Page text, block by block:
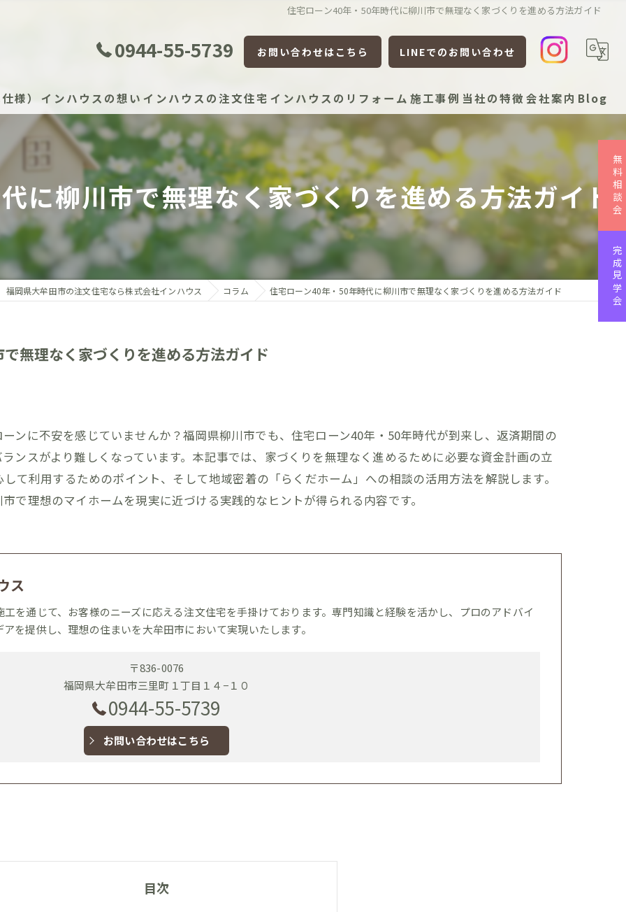
住宅ローン40年・50年時代に柳川市で無理なく家づくりを進める方法ガイド
0944-55-5739 お問い合わせはこちら LINEでのお問い合わせ
様）
制
制度
かし保険（JIO）
証（住宅設備）
インハウスの想い インハウスの注文住宅 インハウスのリフォーム 施工事例 当社の特徴
新築
リノベーション
平屋
ローコスト
会社案内 Blog
に柳川市で無理なく家づくりを進める方法ガイド
福岡県大牟田市の注文住宅なら株式会社インハウス コラム 住宅ローン40年・50年時代に柳川市で無理なく家づくりを進める方法ガイド
無理なく家づくりを進める方法ガイド
ンに不安を感じていませんか？福岡県柳川市でも、住宅ローン40年・50年時代が到来し、返済期間の
ンスがより難しくなっています。本記事では、家づくりを無理なく進めるために必要な資金計画の立
て利用するためのポイント、そして地域密着の「らくだホーム」への相談の活用方法を解説します。
で理想のマイホームを現実に近づける実践的なヒントが得られる内容です。
ス
工を通じて、お客様のニーズに応える注文住宅を手掛けております。専門知識と経験を活かし、プロのアドバイ
を提供し、理想の住まいを大牟田市において実現いたします。
〒836-0076
福岡県大牟田市三里町１丁目１４−１０
0944-55-5739
お問い合わせはこちら
目次
無料相談会
完成見学会